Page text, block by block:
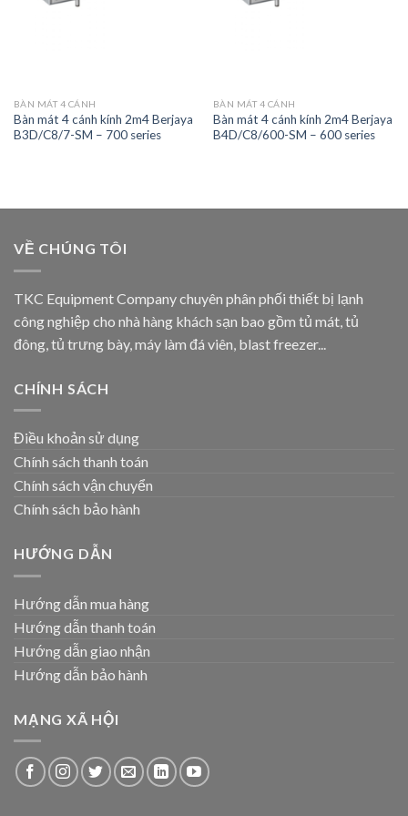
BÀN MÁT 4 CÁNH
Bàn mát 4 cánh kính 2m4 Berjaya
B3D/C8/7-SM – 700 series
BÀN MÁT 4 CÁNH
Bàn mát 4 cánh kính 2m4 Berjaya
B4D/C8/600-SM – 600 series
VỀ CHÚNG TÔI
TKC Equipment Company chuyên phân phối thiết bị lạnh
công nghiệp cho nhà hàng khách sạn bao gồm tủ mát, tủ
đông, tủ trưng bày, máy làm đá viên, blast freezer...
CHÍNH SÁCH
Điều khoản sử dụng
Chính sách thanh toán
Chính sách vận chuyển
Chính sách bảo hành
HƯỚNG DẪN
Hướng dẫn mua hàng
Hướng dẫn thanh toán
Hướng dẫn giao nhận
Hướng dẫn bảo hành
MẠNG XÃ HỘI